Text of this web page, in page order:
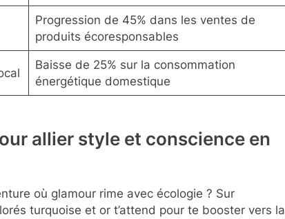
Progression de 45% dans les ventes de
produits écoresponsables
Baisse de 25% sur la consommation
énergétique domestique
allier style et conscience en
où glamour rime avec écologie ? Sur
turquoise et or t’attend pour te booster vers la